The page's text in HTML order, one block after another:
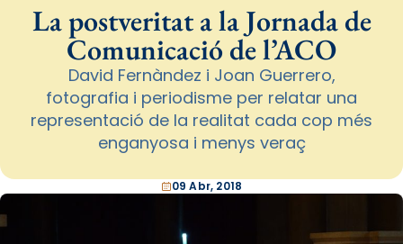
La postveritat a la Jornada de
Comunicació de l’ACO
David Fernàndez i Joan Guerrero,
fotografia i periodisme per relatar una
representació de la realitat cada cop més
enganyosa i menys veraç
09 Abr, 2018